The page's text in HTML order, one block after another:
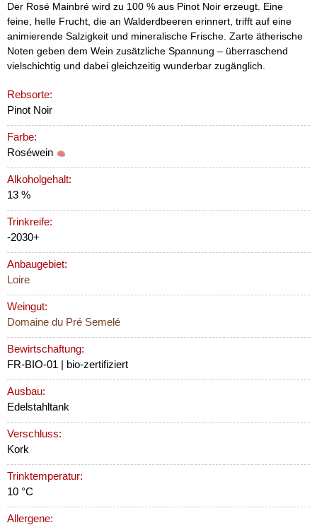
Der Rosé Mainbré wird zu 100 % aus Pinot Noir erzeugt. Eine
feine, helle Frucht, die an Walderdbeeren erinnert, trifft auf eine
animierende Salzigkeit und mineralische Frische. Zarte ätherische
Noten geben dem Wein zusätzliche Spannung – überraschend
vielschichtig und dabei gleichzeitig wunderbar zugänglich.
Rebsorte:
Pinot Noir
Farbe:
Roséwein
Alkoholgehalt:
13 %
Trinkreife:
-2030+
Anbaugebiet:
Loire
Weingut:
Domaine du Pré Semelé
Bewirtschaftung:
FR-BIO-01 | bio-zertifiziert
Ausbau:
Edelstahltank
Verschluss:
Kork
Trinktemperatur:
10 °C
Allergene: